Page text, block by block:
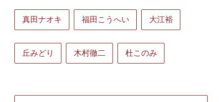
真田ナオキ 福田こうへい 大江裕
丘みどり 木村徹二 杜このみ